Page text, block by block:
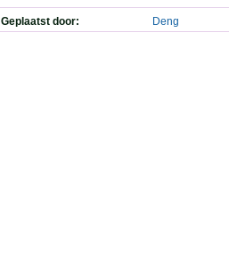
Geplaatst door: Deng